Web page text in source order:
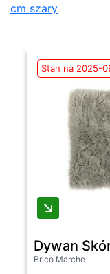
cm szary
Stan na 2025-
Dywan
Brico Marche